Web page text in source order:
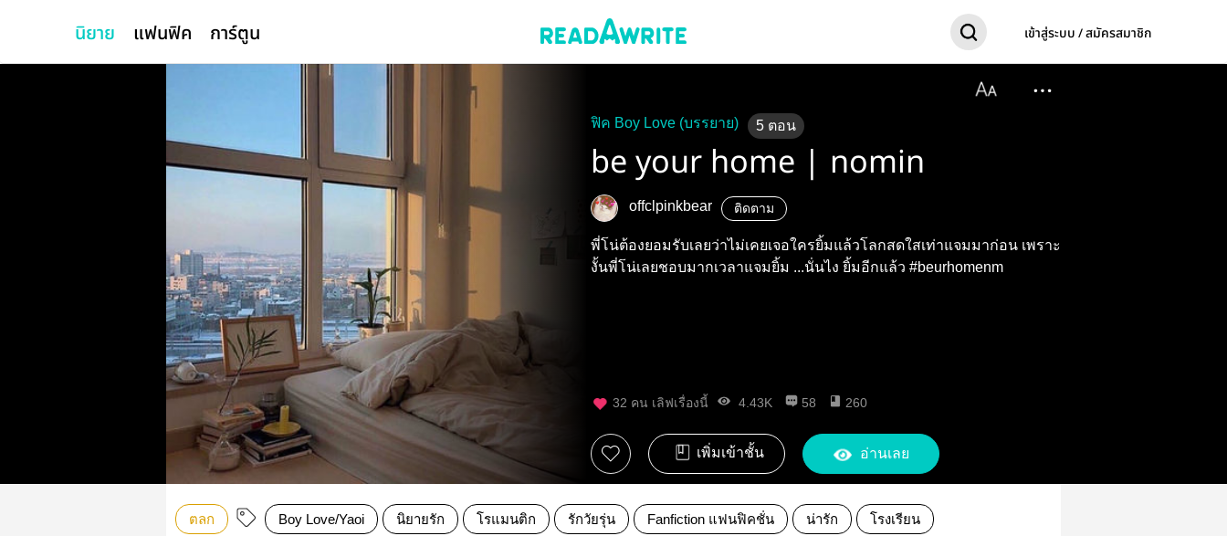
นิยาย แฟนฟิค การ์ตูน เข้าสู่ระบบ / สมัครสมาชิก
ฟิค Boy Love (บรรยาย) 5 ตอน
be your home | nomin
offclpinkbear ติดตาม
พี่โน่ต้องยอมรับเลยว่าไม่เคยเจอใครยิ้มแล้วโลกสดใสเท่าแจมมาก่อน เพราะ
งั้นพี่โน่เลยชอบมากเวลาแจมยิ้ม ...นั่นไง ยิ้มอีกแล้ว #beurhomenm
32 คน เลิฟเรื่องนี้ 4.43K 58 260
เพิ่มเข้าชั้น อ่านเลย
ตลก Boy Love/Yaoi นิยายรัก โรแมนติก รักวัยรุ่น Fanfiction แฟนฟิคชั่น น่ารัก โรงเรียน